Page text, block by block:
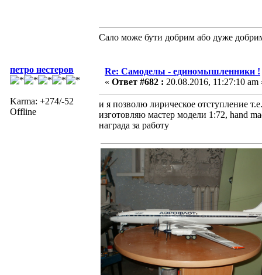
Сало може бути добрим або дуже
петро нестеров
Karma: +274/-52
Offline
Re: Самоделы - единомышленники !
« Ответ #682 : 20.08.2016, 11:27:10 am
и я позволю лирическое отступление
изготовляю мастер модели 1:72, hand
награда за работу